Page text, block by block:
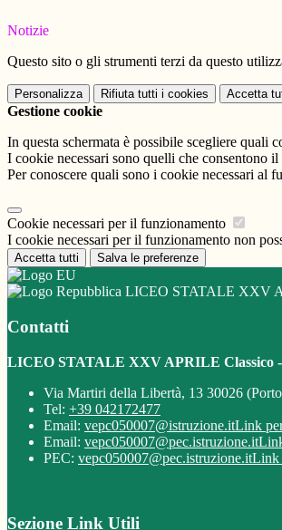
Notizie
Questo sito o gli strumenti terzi da questo
Personalizza Rifiuta tutti i cookies Accetta
Gestione cookie
In questa schermata è possibile scegliere quali
I cookie necessari sono quelli che consentono
Per conoscere quali sono i cookie necessari al
Cookie necessari per il funzionamento
I cookie necessari per il funzionamento non
Accetta tutti Salva le preferenze
LICEO STATALE XXV
Contatti
LICEO STATALE XXV APRILE Classico -
Via Martiri della Libertà, 13 30026
Tel: +39 042172477
Email: vepc050007@istruzione.itLink
Email: vepc050007@pec.istruzione.it
PEC: vepc050007@pec.istruzione.itLink
Sezione Link Utili